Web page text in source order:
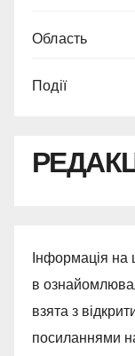
Область
Події
Інформація на
в
взята з
посиланнями